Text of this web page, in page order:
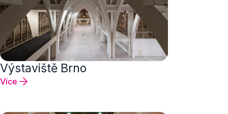
Výstaviště Brno
Více